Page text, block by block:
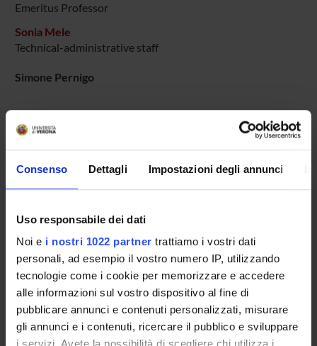
Consenso Dettagli Impostazioni degli annunci
Uso responsabile dei dati
Noi e i nostri 1022 partner trattiamo i vostri dati
personali, ad esempio il vostro numero IP, utilizzando
tecnologie come i cookie per memorizzare e accedere
alle informazioni sul vostro dispositivo al fine di
pubblicare annunci e contenuti personalizzati, misurare
gli annunci e i contenuti, ricercare il pubblico e sviluppare
Emeritus Professor
Sonia Mele
Technical-administrative staff
Simone Pernigo
Claudio Maioli
Politecnico delle Marche
Salvatore Maria Aglioti
Universita' di Roma "La Sapienza" Dip. Psicologia
Professore associato
SECTIONS